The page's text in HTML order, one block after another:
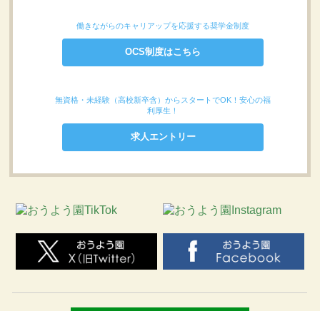
働きながらのキャリアップを応援する奨学金制度
OCS制度はこちら
無資格・未経験（高校新卒含）からスタートでOK！安心の福
利厚生！
求人エントリー